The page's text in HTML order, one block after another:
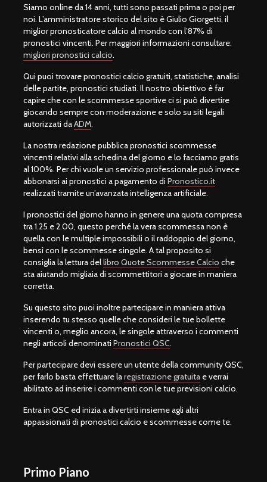
Siamo online da 14 anni, tutti sono passati prima o poi per
noi. L’amministratore storico del sito è Giulio Giorgetti, il
miglior pronosticatore calcio al mondo con l’87% di
pronostici vincenti. Per maggiori informazioni consultare:
migliori pronostici calcio.
Qui puoi trovare pronostici calcio gratuiti, statistiche, analisi
delle partite, pronostici studiati. Il nostro obiettivo è far
capire che con le scommesse sportive ci si può divertire
giocando sempre con moderazione e solo su siti legali
autorizzati daADM.
La nostra redazione pubblica pronostici scommesse
vincenti relativi alla schedina del giorno e lo facciamo gratis
al 100%. Per chi vuole un servizio professionale può invece
abbonarsi ai pronostici a pagamento di Pronostico.it
realizzati tramite un’avanzata intelligenza artificiale.
I pronostici del giorno hanno in genere una quota compresa
tra 1.25 e 2.00, questo perché la vera scommessa non è
quella con le multiple impossibili o il raddoppio del giorno,
bensì con le scommesse singole. A tal proposito si
consiglia la lettura dellibro Quote Scommesse Calcio che
sta aiutando migliaia di scommettitori a giocare in maniera
corretta.
Su questo sito puoi inoltre partecipare in maniera attiva
inserendo tu stesso quelle che consideri le tue bollette
vincenti o, meglio ancora, le singole attraverso i commenti
negli articoli denominati Pronostici QSC.
Per partecipare devi essere un utente della community QSC,
per farlo basta effettuare laregistrazione gratuita e verrai
abilitato ad inserire i commenti con le tue previsioni calcio.
Entra in QSC ed inizia a divertirti insieme agli altri
appassionati di pronostici calcio e scommesse come te.
Primo Piano